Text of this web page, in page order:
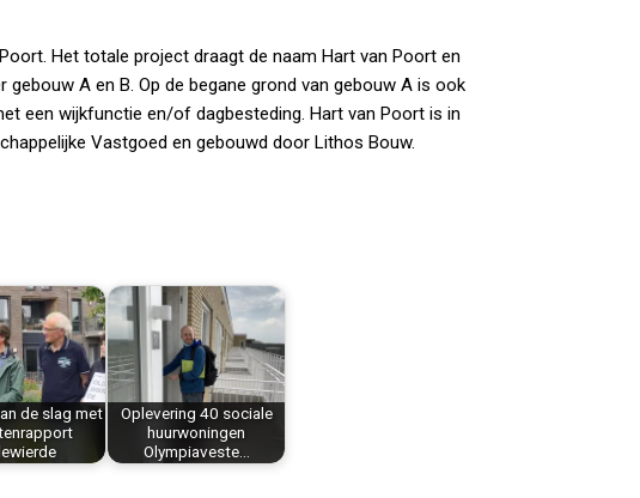
Het totale project draagt de naam Hart van Poort en
A en B. Op de begane grond van gebouw A is ook
een wijkfunctie en/of dagbesteding. Hart van Poort is in
Vastgoed en gebouwd door Lithos Bouw.
de slag met
Oplevering 40 sociale
huurwoningen
Olympiaveste…